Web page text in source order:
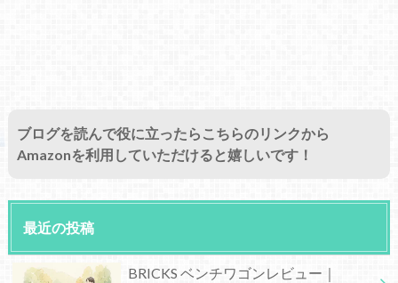
ブログを読んで役に立ったらこちらのリンクから
Amazonを利用していただけると嬉しいです！
最近の投稿
BRICKS ベンチワゴンレビュー｜